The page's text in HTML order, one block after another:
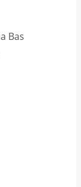
Bas